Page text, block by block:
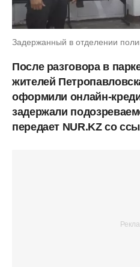
Задержанный в отделении
После разговора в
жителей
оформили онлайн-
задержали
передает NUR.KZ со